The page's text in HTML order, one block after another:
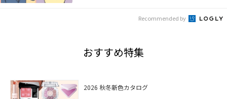
Recommended by
おすすめ特集
2026 秋冬新色カタログ